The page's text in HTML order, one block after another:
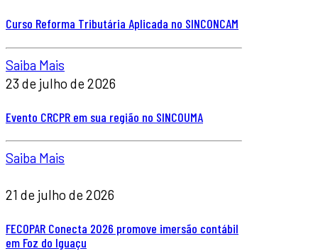
Curso Reforma Tributária Aplicada no SINCONCAM
Saiba Mais
23 de julho de 2026
Evento CRCPR em sua região no SINCOUMA
Saiba Mais
21 de julho de 2026
FECOPAR Conecta 2026 promove imersão contábil
em Foz do Iguaçu